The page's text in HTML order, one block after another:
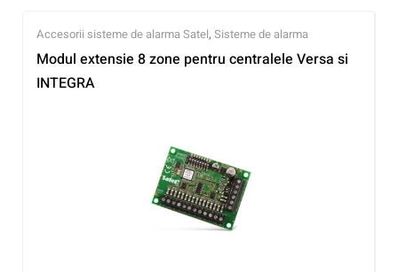
Accesorii sisteme de alarma Satel, Sisteme de alarma
Modul extensie 8 zone pentru centralele Versa si
INTEGRA